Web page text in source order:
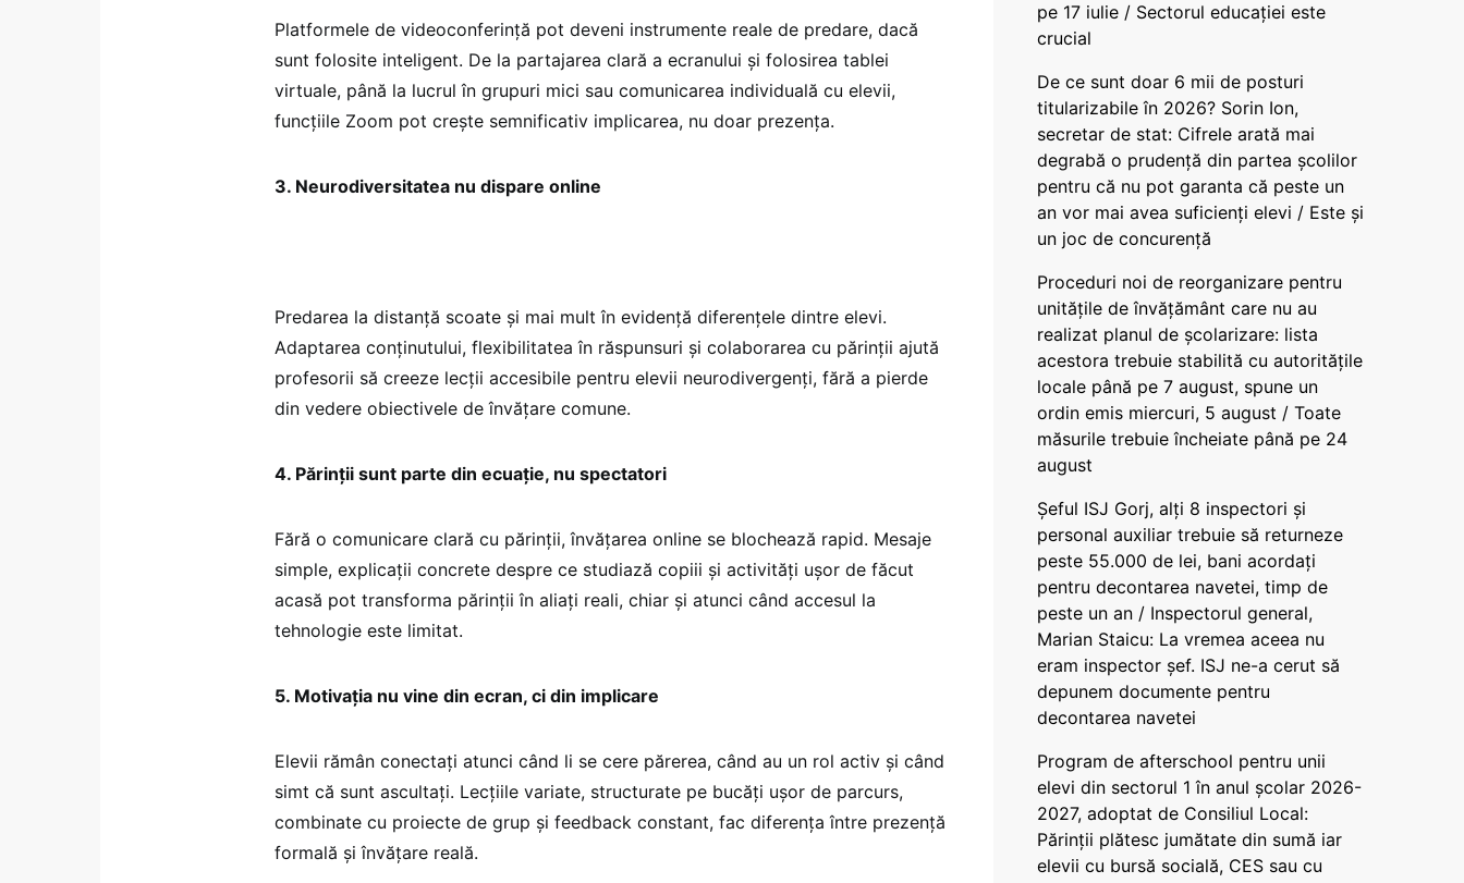
Platformele de videoconferință pot deveni instrumente reale de predare, dacă
sunt folosite inteligent. De la partajarea clară a ecranului și folosirea tablei
virtuale, până la lucrul în grupuri mici sau comunicarea individuală cu elevii,
funcțiile Zoom pot crește semnificativ implicarea, nu doar prezența.
3. Neurodiversitatea nu dispare online
Predarea la distanță scoate și mai mult în evidență diferențele dintre elevi.
Adaptarea conținutului, flexibilitatea în răspunsuri și colaborarea cu părinții ajută
profesorii să creeze lecții accesibile pentru elevii neurodivergenți, fără a pierde
din vedere obiectivele de învățare comune.
4. Părinții sunt parte din ecuație, nu spectatori
Fără o comunicare clară cu părinții, învățarea online se blochează rapid. Mesaje
simple, explicații concrete despre ce studiază copiii și activități ușor de făcut
acasă pot transforma părinții în aliați reali, chiar și atunci când accesul la
tehnologie este limitat.
5. Motivația nu vine din ecran, ci din implicare
Elevii rămân conectați atunci când li se cere părerea, când au un rol activ și când
simt că sunt ascultați. Lecțiile variate, structurate pe bucăți ușor de parcurs,
combinate cu proiecte de grup și feedback constant, fac diferența între prezență
formală și învățare reală.
pe 17 iulie / Sectorul educației este
crucial
De ce sunt doar 6 mii de posturi
titularizabile în 2026? Sorin Ion,
secretar de stat: Cifrele arată mai
degrabă o prudență din partea școlilor
pentru că nu pot garanta că peste un
an vor mai avea suficienți elevi / Este și
un joc de concurență
Proceduri noi de reorganizare pentru
unitățile de învățământ care nu au
realizat planul de școlarizare: lista
acestora trebuie stabilită cu autoritățile
locale până pe 7 august, spune un
ordin emis miercuri, 5 august / Toate
măsurile trebuie încheiate până pe 24
august
Șeful ISJ Gorj, alți 8 inspectori și
personal auxiliar trebuie să returneze
peste 55.000 de lei, bani acordați
pentru decontarea navetei, timp de
peste un an / Inspectorul general,
Marian Staicu: La vremea aceea nu
eram inspector șef. ISJ ne-a cerut să
depunem documente pentru
decontarea navetei
Program de afterschool pentru unii
elevi din sectorul 1 în anul școlar 2026-
2027, adoptat de Consiliul Local:
Părinții plătesc jumătate din sumă iar
elevii cu bursă socială, CES sau cu